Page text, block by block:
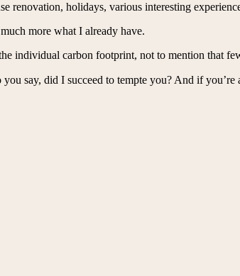
renovation, holidays, various interesting
more what I already have.
individual carbon footprint, not to mention that
say, did I succeed to tempte you? And if you’re